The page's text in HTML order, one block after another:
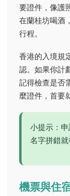
要證件，像護
在蘭桂坊喝酒
行程。
香港的入境規
認。如果你計
記得檢查是否
麼證件，首要
小提示：
名字拼錯就
機票與住